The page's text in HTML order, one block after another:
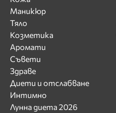
Маникюр
Тяло
Козметика
Аромати
Съвети
Здраве
Диети и отслабване
Интимно
Лунна диета 2026